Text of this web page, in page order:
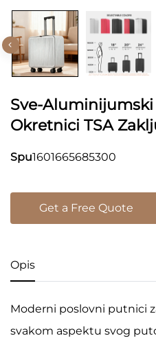
Sve-
Okretnici TSA
Putovanje
Spu1601665685300
Get a Free Quote
Opis
Moderni poslovni putnici
svakom aspektu svog